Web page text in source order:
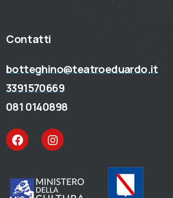
Contatti
botteghino@teatroeduardo.it
3391570669
081 0140898